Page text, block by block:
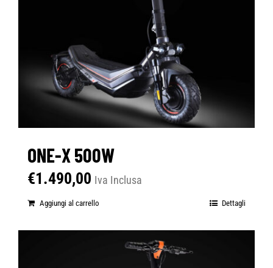
ONE-X 500W
€1.490,00 Iva Inclusa
Aggiungi al carrello Dettagli